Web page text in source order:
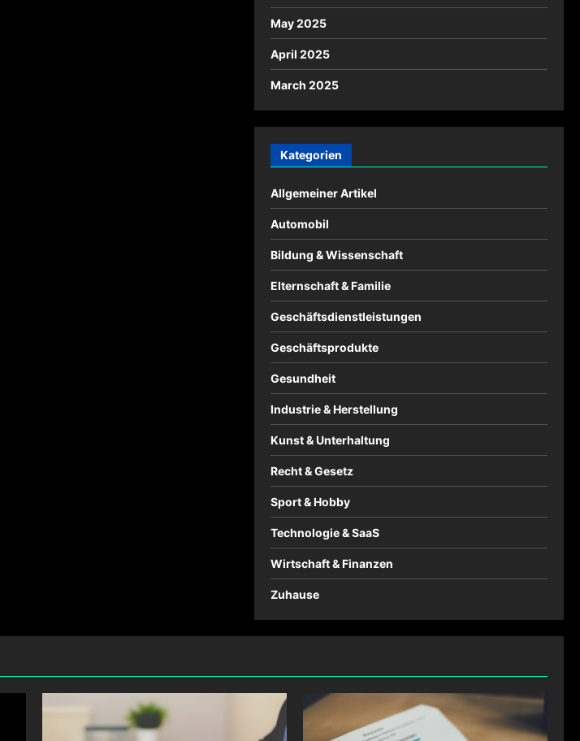
May 2025
April 2025
March 2025
Kategorien
Allgemeiner Artikel
Automobil
Bildung & Wissenschaft
Elternschaft & Familie
Geschäftsdienstleistungen
Geschäftsprodukte
Gesundheit
Industrie & Herstellung
Kunst & Unterhaltung
Recht & Gesetz
Sport & Hobby
Technologie & SaaS
Wirtschaft & Finanzen
Zuhause